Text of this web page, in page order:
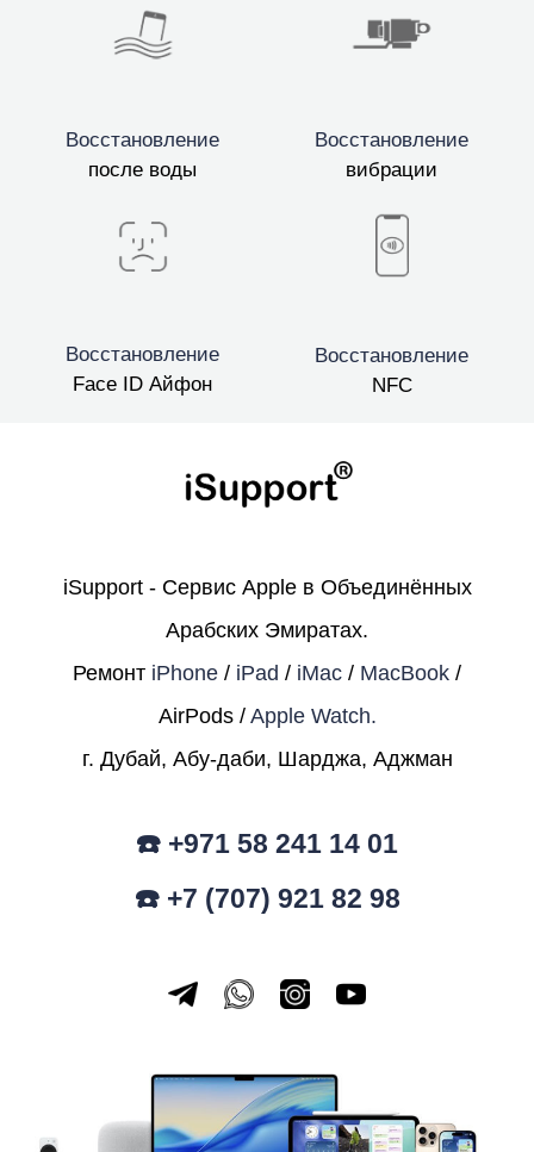
Восстановление
после воды
Восстановление
вибрации
Восстановление
Face ID Айфон
Восстановление
NFC
iSupport - Сервис Apple в Объединённых
Арабских Эмиратах.
Ремонт iPhone / iPad / iMac / MacBook /
AirPods / Apple Watch.
г. Дубай, Абу-даби, Шарджа, Аджман
☎️ +971 58 241 14 01
☎️ +7 (707) 921 82 98